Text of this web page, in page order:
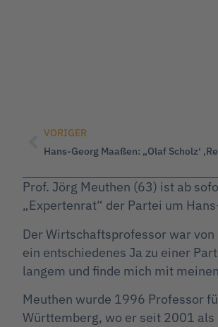
VORIGER
Hans-Georg Maaßen: „Olaf Scholz‘
Prof. Jörg Meuthen (63) ist ab
„Expertenrat“ der Partei um
Der Wirtschaftsprofessor war
ein entschiedenes Ja zu einer
langem und finde mich mit
Meuthen wurde 1996 Professor
Württemberg, wo er seit 2001